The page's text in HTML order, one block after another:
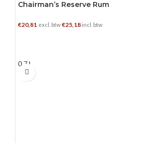
Chairman’s Reserve Rum
€20,81 excl. btw€25,18 incl. btw
0.7 L